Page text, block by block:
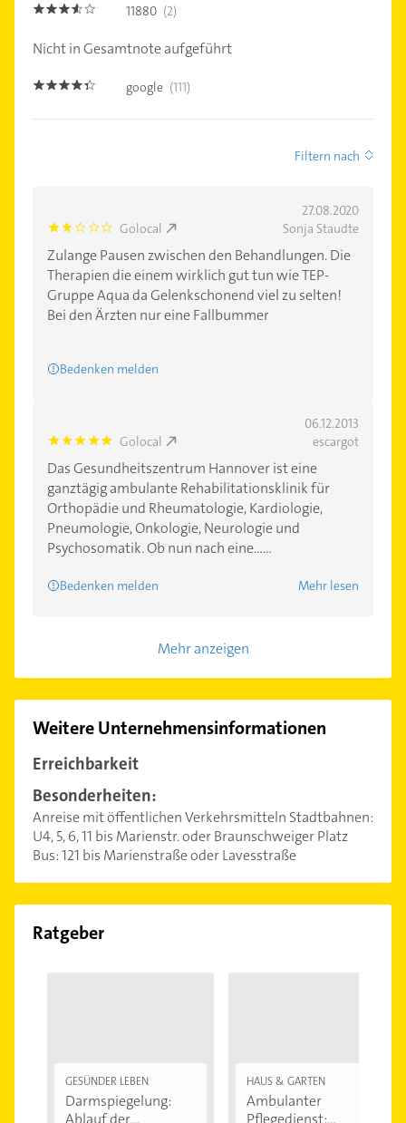
3.5 11880 (2)
Nicht in Gesamtnote aufgeführt
4.3 google (111)
Filtern nach
27.08.2020
2.0 Golocal Sonja Staudte
Zulange Pausen zwischen den Behandlungen. Die
Therapien die einem wirklich gut tun wie TEP-
Gruppe Aqua da Gelenkschonend viel zu selten!
Bei den Ärzten nur eine Fallbummer
Bedenken melden
06.12.2013
5.0 Golocal escargot
Das Gesundheitszentrum Hannover ist eine
ganztägig ambulante Rehabilitationsklinik für
Orthopädie und Rheumatologie, Kardiologie,
Pneumologie, Onkologie, Neurologie und
Psychosomatik. Ob nun nach eine......
Bedenken melden Mehr lesen
Mehr anzeigen
Weitere Unternehmensinformationen
Erreichbarkeit
Besonderheiten:
Anreise mit öffentlichen Verkehrsmitteln Stadtbahnen:
U4, 5, 6, 11 bis Marienstr. oder Braunschweiger Platz
Bus: 121 bis Marienstraße oder Lavesstraße
Ratgeber
GESÜNDER LEBEN
Darmspiegelung:
Ablauf der
HAUS & GARTEN
Ambulanter
Pflegedienst: